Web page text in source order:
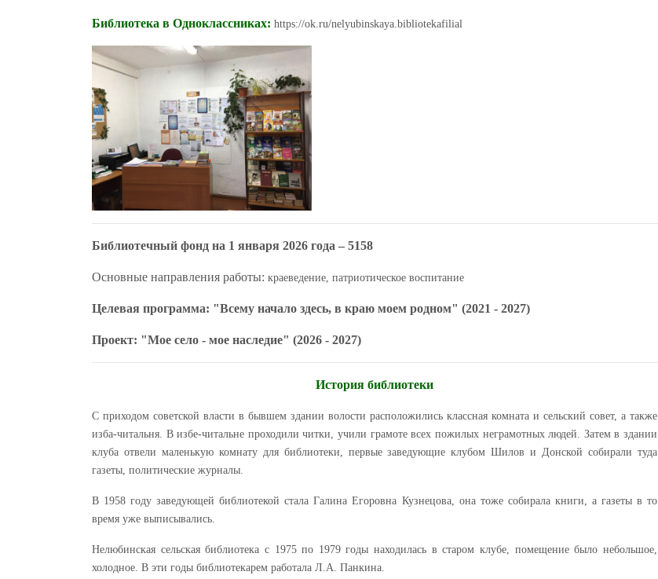
Библиотека в Одноклассниках: https://ok.ru/nelyubinskaya.bibliotekafilial
Библиотечный фонд на 1 января 2026 года – 5158
Основные направления работы: краеведение, патриотическое воспитание
Целевая программа: "Всему начало здесь, в краю моем родном" (2021 - 2027)
Проект: "Мое село - мое наследие" (2026 - 2027)
История библиотеки
С приходом советской власти в бывшем здании волости расположились классная комната и сельский совет, а также
изба-читальня. В избе-читальне проходили читки, учили грамоте всех пожилых неграмотных людей. Затем в здании
клуба отвели маленькую комнату для библиотеки, первые заведующие клубом Шилов и Донской собирали туда
газеты, политические журналы.
В 1958 году заведующей библиотекой стала Галина Егоровна Кузнецова, она тоже собирала книги, а газеты в то
время уже выписывались.
Нелюбинская сельская библиотека с 1975 по 1979 годы находилась в старом клубе, помещение было небольшое,
холодное. В эти годы библиотекарем работала Л.А. Панкина.